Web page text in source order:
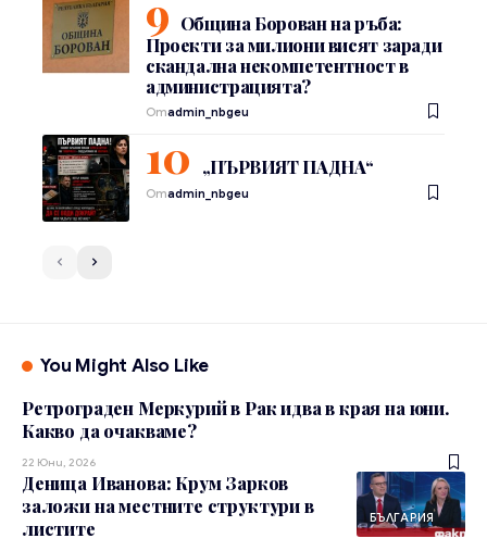
Община Борован на ръба:
Проекти за милиони висят заради
скандална некомпетентност в
администрацията?
Отadmin_nbgeu
„ПЪРВИЯТ ПАДНА“
Отadmin_nbgeu
You Might Also Like
Ретрограден Меркурий в Рак идва в края на юни.
Какво да очакваме?
22 Юни, 2026
БЪЛГАРИЯ
Деница Иванова: Крум Зарков
заложи на местните структури в
листите